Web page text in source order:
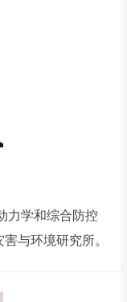
力学和综合防控
与环境研究所。